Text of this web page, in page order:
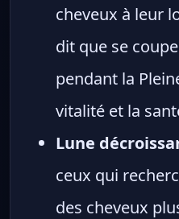
cheveux à leur
dit que se
pendant la
vitalité et la
Lune
ceux qui
des cheveux